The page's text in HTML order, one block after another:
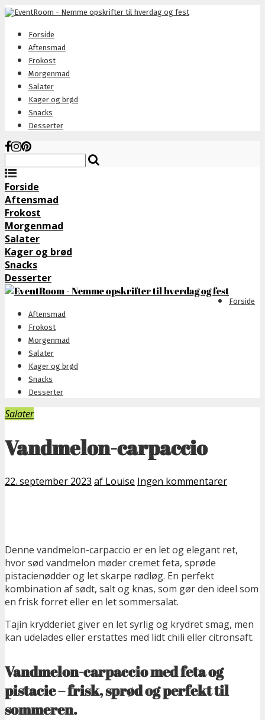
Forside
Aftensmad
Frokost
Morgenmad
Salater
Kager og brød
Snacks
Desserter
Forside
Aftensmad
Frokost
Morgenmad
Salater
Kager og brød
Snacks
Desserter
Forside
Aftensmad
Frokost
Morgenmad
Salater
Kager og brød
Snacks
Desserter
Salater
Vandmelon-carpaccio
22. september 2023 af Louise Ingen kommentarer
Denne vandmelon-carpaccio er en let og elegant ret,
hvor sød vandmelon møder cremet feta, sprøde
pistacienødder og let skarpe rødløg. En perfekt
kombination af sødt, salt og knas, som gør den ideel som
en frisk forret eller en let sommersalat.
Tajín krydderiet giver en let syrlig og krydret smag, men
kan udelades eller erstattes med lidt chili eller citronsaft.
Vandmelon-carpaccio med feta og
pistacie – frisk, sprød og perfekt til
sommeren.